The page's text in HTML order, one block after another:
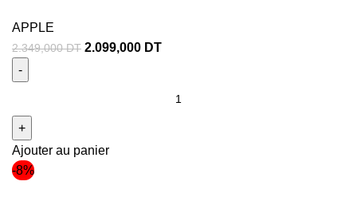
APPLE
2.349,000DT 2.099,000 DT
Ajouter au panier
-8%